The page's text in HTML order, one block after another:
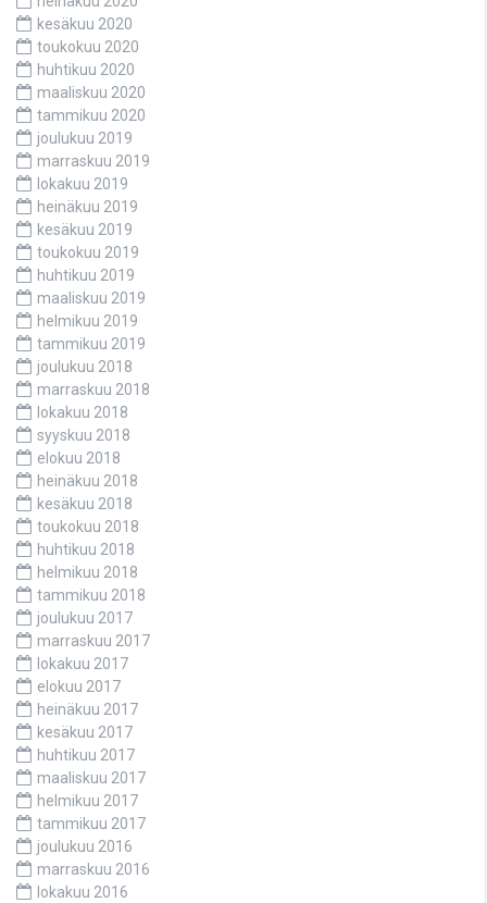
kesäkuu 2020
toukokuu 2020
huhtikuu 2020
maaliskuu 2020
tammikuu 2020
joulukuu 2019
marraskuu 2019
lokakuu 2019
heinäkuu 2019
kesäkuu 2019
toukokuu 2019
huhtikuu 2019
maaliskuu 2019
helmikuu 2019
tammikuu 2019
joulukuu 2018
marraskuu 2018
lokakuu 2018
syyskuu 2018
elokuu 2018
heinäkuu 2018
kesäkuu 2018
toukokuu 2018
huhtikuu 2018
helmikuu 2018
tammikuu 2018
joulukuu 2017
marraskuu 2017
lokakuu 2017
elokuu 2017
heinäkuu 2017
kesäkuu 2017
huhtikuu 2017
maaliskuu 2017
helmikuu 2017
tammikuu 2017
joulukuu 2016
marraskuu 2016
lokakuu 2016